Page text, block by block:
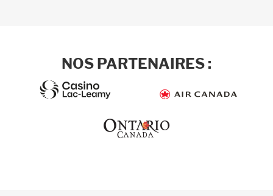
NOS PARTENAIRES :